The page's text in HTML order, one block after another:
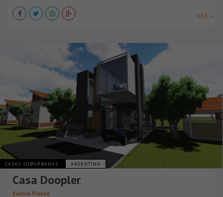
VER +
CASAS SUBURBANAS ARGENTINA
Casa Doopler
Carlos Florez